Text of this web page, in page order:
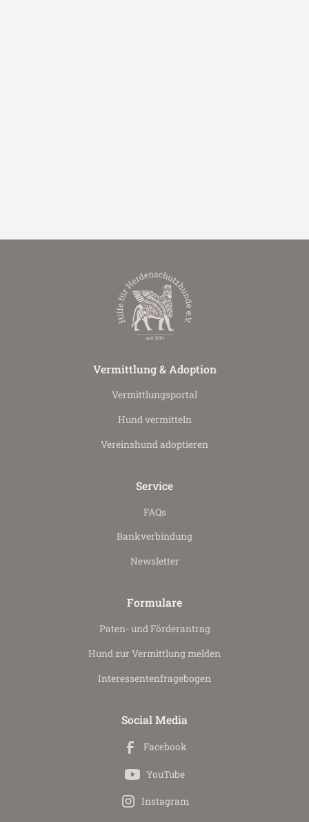
Vermittlung & Adoption
Vermittlungs­portal
Hund vermitteln
Vereinshund adoptieren
Service
FAQs
Bankverbindung
Newsletter
Formulare
Paten- und Förderantrag
Hund zur Vermittlung melden
Interessenten­fragebogen
Social Media
Facebook
YouTube
Instagram